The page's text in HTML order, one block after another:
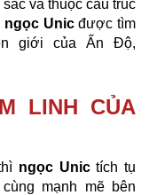
và thuộc cấu trúc
ngọc Unicđược tìm
giới của Ấn Độ,
LINH CỦA
ngọc Unictích tụ
mạnh mẽ bên